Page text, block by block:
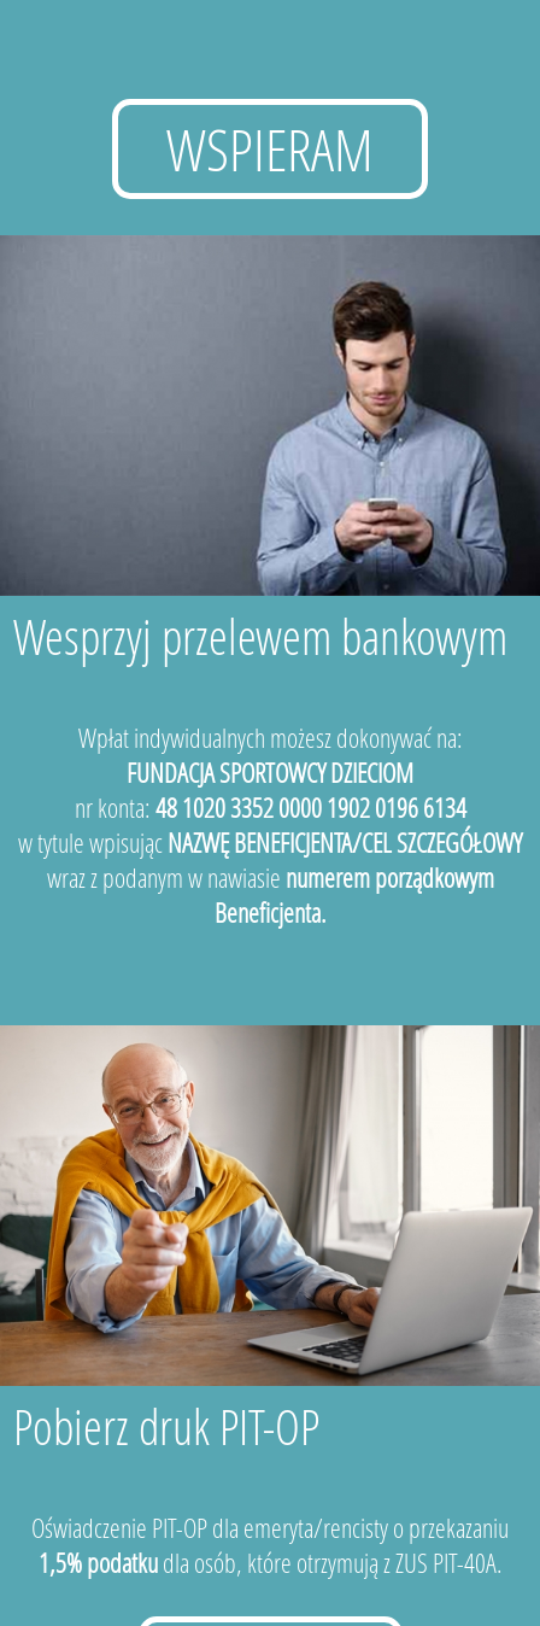
WSPIERAM
Wesprzyj przelewem bankowym
Wpłat indywidualnych możesz dokonywać na:
FUNDACJA SPORTOWCY DZIECIOM
nr konta: 48 1020 3352 0000 1902 0196 6134
w tytule wpisującNAZWĘ BENEFICJENTA/CEL SZCZEGÓŁOWY
wraz z podanym w nawiasie numerem porządkowym
Beneficjenta.
Pobierz druk PIT-OP
Oświadczenie PIT-OP dla emeryta/rencisty o przekazaniu
1,5% podatkudla osób, które otrzymują z ZUS PIT-40A.